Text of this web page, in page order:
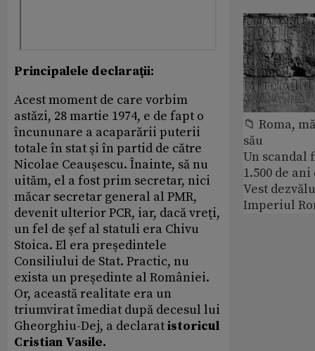
Principalele declaraţii:
Acest moment de care vorbim
astăzi, 28 martie 1974, e de fapt o
încununare a acaparării puterii
totale în stat şi în partid de către
Nicolae Ceauşescu. Înainte, să nu
uităm, el a fost prim secretar, nici
măcar secretar general al PMR,
devenit ulterior PCR, iar, dacă vreţi,
un fel de şef al statuli era Chivu
Stoica. El era preşedintele
Consiliului de Stat. Practic, nu
exista un preşedinte al României.
Or, această realitate era un
triumvirat îmediat după decesul lui
Gheorghiu-Dej, a declaratistoricul
Cristian Vasile.
📁 Roma,
său
Un scandal
1.500 de
Vest
Imperiul